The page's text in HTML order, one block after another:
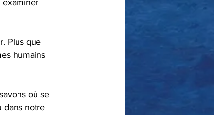
humains
dans notre